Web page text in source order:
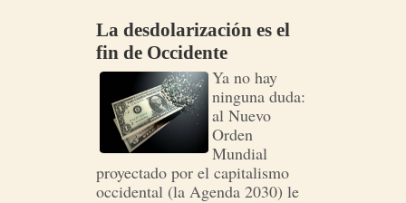
La desdolarización es el
fin de Occidente
Ya no hay
ninguna duda:
al Nuevo
Orden
Mundial
proyectado por el capitalismo
occidental (la Agenda 2030) le